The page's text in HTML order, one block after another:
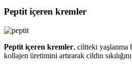
Peptit içeren kremler
Peptit içeren kremler, ciltteki yaşlanma
kollajen üretimini artırarak cildin